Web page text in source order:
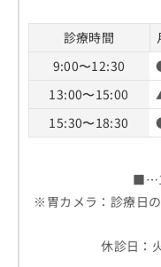
診療時間
9:00〜12:30
13:00〜15:00
15:30〜18:30
※胃カメラ：診療日
休診日：